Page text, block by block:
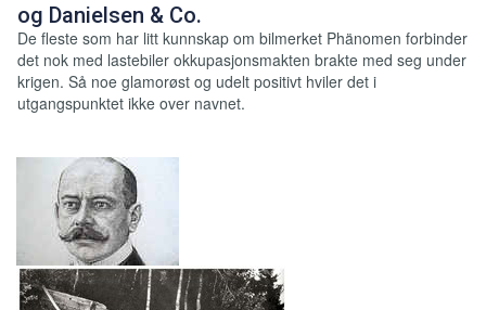
og Danielsen & Co.
De fleste som har litt kunnskap om bilmerket Phänomen forbinder
det nok med lastebiler okkupasjonsmakten brakte med seg under
krigen. Så noe glamorøst og udelt positivt hviler det i
utgangspunktet ikke over navnet.